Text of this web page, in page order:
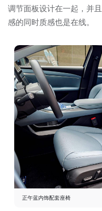
调节面板设计在一起，并
感的同时质感也是在线。
正午蓝内饰配套座椅